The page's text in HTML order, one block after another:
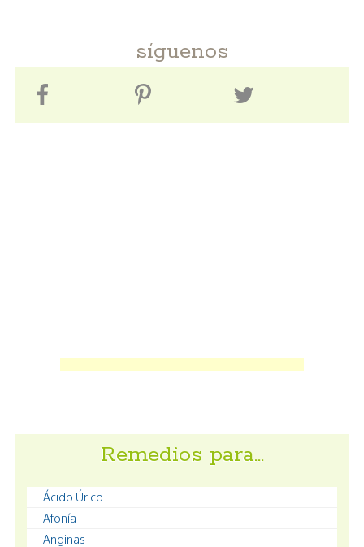
síguenos
Remedios para…
Ácido Úrico
Afonía
Anginas